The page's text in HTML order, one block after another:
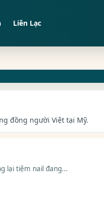
Liên Lạc
đồng người Việt tại Mỹ.
lại tiệm nail đang...